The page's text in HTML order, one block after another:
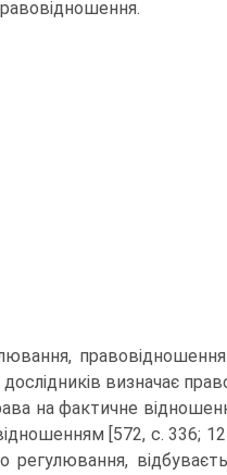
визначає
на фактичне
[572, с. 336;
регулювання,